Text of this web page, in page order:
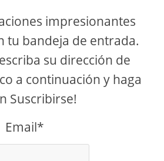
impresionantes
tu bandeja de entrada.
su dirección de
a continuación y haga
Suscribirse!
Email*